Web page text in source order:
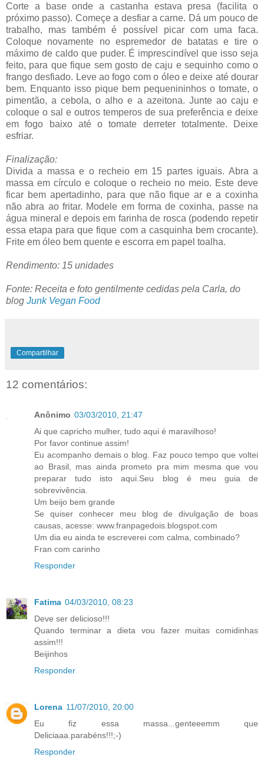
Corte a base onde a castanha estava presa (facilita o
próximo passo). Começe a desfiar a carne. Dá um pouco de
trabalho, mas também é possível picar com uma faca.
Coloque novamente no espremedor de batatas e tire o
máximo de caldo que puder. É imprescindível que isso seja
feito, para que fique sem gosto de caju e sequinho como o
frango desfiado. Leve ao fogo com o óleo e deixe até dourar
bem. Enquanto isso pique bem pequenininhos o tomate, o
pimentão, a cebola, o alho e a azeitona. Junte ao caju e
coloque o sal e outros temperos de sua preferência e deixe
em fogo baixo até o tomate derreter totalmente. Deixe
esfriar.
Finalização:
Divida a massa e o recheio em 15 partes iguais. Abra a
massa em círculo e coloque o recheio no meio. Este deve
ficar bem apertadinho, para que não fique ar e a coxinha
não abra ao fritar. Modele em forma de coxinha, passe na
água mineral e depois em farinha de rosca (podendo repetir
essa etapa para que fique com a casquinha bem crocante).
Frite em óleo bem quente e escorra em papel toalha.
Rendimento: 15 unidades
Fonte: Receita e foto gentilmente cedidas pela Carla, do
blog Junk Vegan Food
Compartilhar
12 comentários:
Anônimo 03/03/2010, 21:47
Ai que capricho mulher, tudo aqui é maravilhoso!
Por favor continue assim!
Eu acompanho demais o blog. Faz pouco tempo que voltei
ao Brasil, mas ainda prometo pra mim mesma que vou
preparar tudo isto aqui.Seu blog é meu guia de
sobrevivência.
Um beijo bem grande
Se quiser conhecer meu blog de divulgação de boas
causas, acesse: www.franpagedois.blogspot.com
Um dia eu ainda te escreverei com calma, combinado?
Fran com carinho
Responder
Fatima 04/03/2010, 08:23
Deve ser delicioso!!!
Quando terminar a dieta vou fazer muitas comidinhas
assim!!!
Beijinhos
Responder
Lorena 11/07/2010, 20:00
Eu fiz essa massa...genteeemm que
Deliciaaa.parabéns!!!;-)
Responder